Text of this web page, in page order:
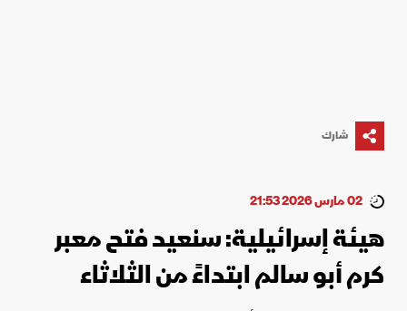
شارك
02 مارس 2026 21:53
هيئة إسرائيلية: سنعيد فتح معبر
كرم أبو سالم ابتداءً من الثلاثاء